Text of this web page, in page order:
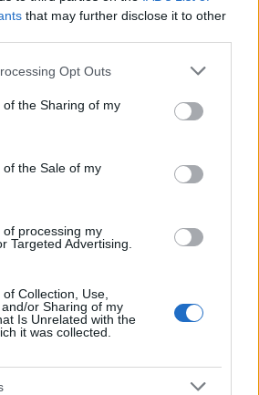
that may further disclose it to other
app uses one or more Google
or usage behaviour. You may click to
to Google and its third-party tags to
specified purposes in below Google
Opt Outs
the Sharing of my
the Sale of my
processing my
Targeted Advertising.
Collection, Use,
or Sharing of my
Is Unrelated with the
it was collected.